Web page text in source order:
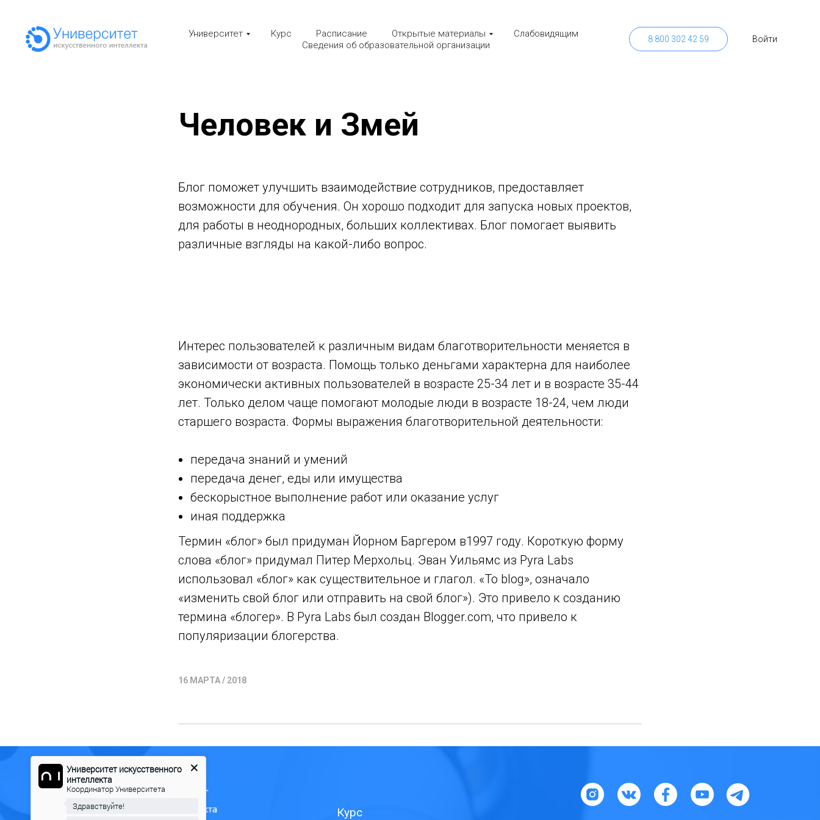
Университет Курс Расписание Открытые материалы
Слабовидящим
Сведения об образовательной организации
8 800 302 42 59 Войти
Человек и Змей
Блог поможет улучшить взаимодействие сотрудников, предоставляет
возможности для обучения. Он хорошо подходит для запуска новых проектов,
для работы в неоднородных, больших коллективах. Блог помогает выявить
различные взгляды на какой-либо вопрос.
Интерес пользователей к различным видам благотворительности меняется в
зависимости от возраста. Помощь только деньгами характерна для наиболее
экономически активных пользователей в возрасте 25-34 лет и в возрасте 35-44
лет. Только делом чаще помогают молодые люди в возрасте 18-24, чем люди
старшего возраста. Формы выражения благотворительной деятельности:
передача знаний и умений
передача денег, еды или имущества
бескорыстное выполнение работ или оказание услуг
иная поддержка
Термин «блог» был придуман Йорном Баргером в1997 году. Короткую форму
слова «блог» придумал Питер Мерхольц. Эван Уильямс из Pyra Labs
использовал «блог» как существительное и глагол. «To blog», означало
«изменить свой блог или отправить на свой блог»). Это привело к созданию
термина «блогер». В Pyra Labs был создан Blogger.com, что привело к
популяризации блогерства.
16 МАРТА / 2018
Курс
Университет искусственного
интеллекта
Координатор Университета
Здравствуйте!